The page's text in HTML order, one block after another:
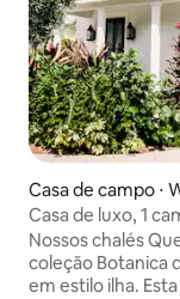
Casa de campo ⋅
Casa de luxo, 1
poucos passos da
Mile
Nossos chalés
coleção Botanica
em estilo ilha. Esta unidade tem um